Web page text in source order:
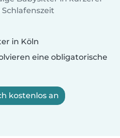
in Köln
eine obligatorische
kostenlos an